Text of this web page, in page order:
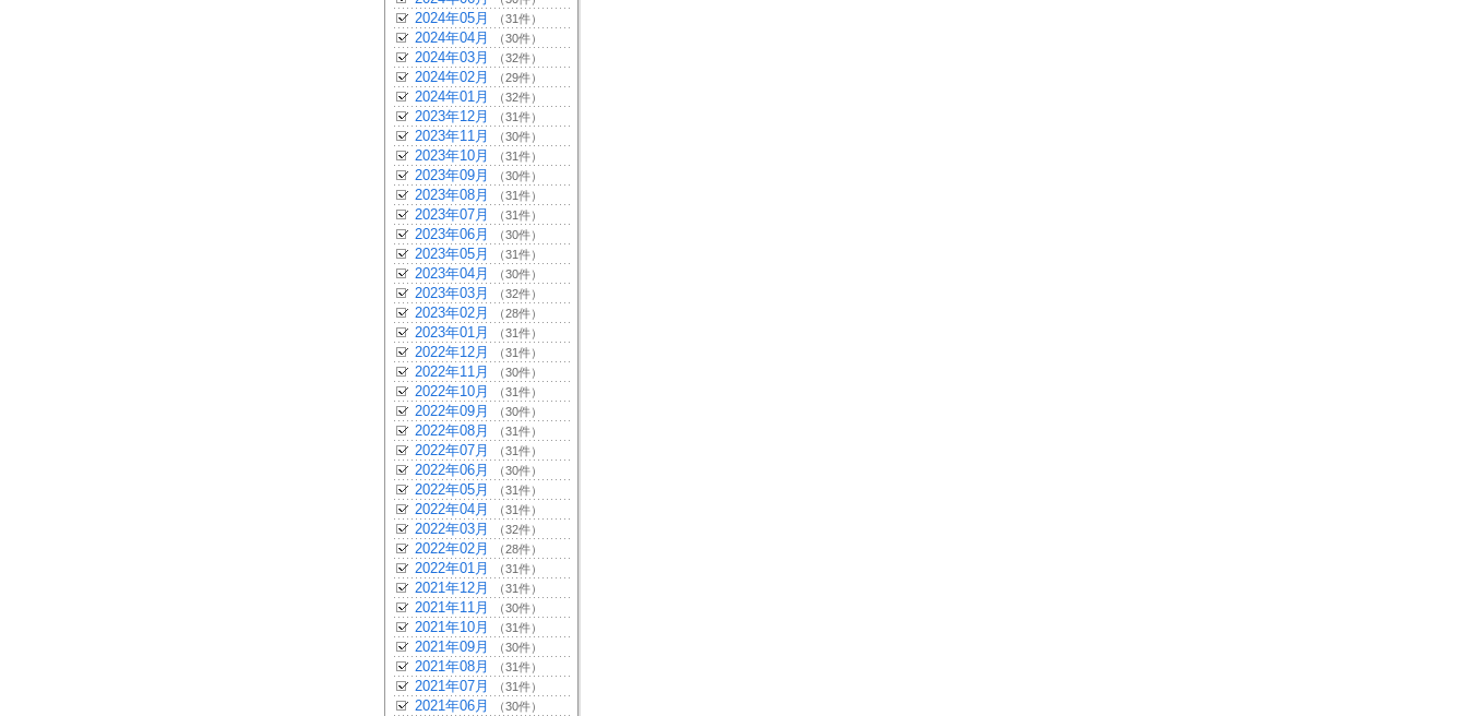
2024年05月 （31件）
2024年04月 （30件）
2024年03月 （32件）
2024年02月 （29件）
2024年01月 （32件）
2023年12月 （31件）
2023年11月 （30件）
2023年10月 （31件）
2023年09月 （30件）
2023年08月 （31件）
2023年07月 （31件）
2023年06月 （30件）
2023年05月 （31件）
2023年04月 （30件）
2023年03月 （32件）
2023年02月 （28件）
2023年01月 （31件）
2022年12月 （31件）
2022年11月 （30件）
2022年10月 （31件）
2022年09月 （30件）
2022年08月 （31件）
2022年07月 （31件）
2022年06月 （30件）
2022年05月 （31件）
2022年04月 （31件）
2022年03月 （32件）
2022年02月 （28件）
2022年01月 （31件）
2021年12月 （31件）
2021年11月 （30件）
2021年10月 （31件）
2021年09月 （30件）
2021年08月 （31件）
2021年07月 （31件）
2021年06月 （30件）